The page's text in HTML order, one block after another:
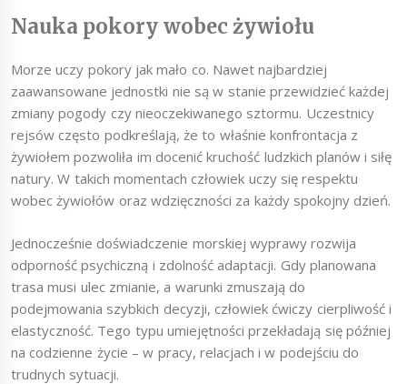
Nauka pokory wobec żywiołu
Morze uczy pokory jak mało co. Nawet najbardziej
zaawansowane jednostki nie są w stanie przewidzieć każdej
zmiany pogody czy nieoczekiwanego sztormu. Uczestnicy
rejsów często podkreślają, że to właśnie konfrontacja z
żywiołem pozwoliła im docenić kruchość ludzkich planów i siłę
natury. W takich momentach człowiek uczy się respektu
wobec żywiołów oraz wdzięczności za każdy spokojny dzień.
Jednocześnie doświadczenie morskiej wyprawy rozwija
odporność psychiczną i zdolność adaptacji. Gdy planowana
trasa musi ulec zmianie, a warunki zmuszają do
podejmowania szybkich decyzji, człowiek ćwiczy cierpliwość i
elastyczność. Tego typu umiejętności przekładają się później
na codzienne życie – w pracy, relacjach i w podejściu do
trudnych sytuacji.